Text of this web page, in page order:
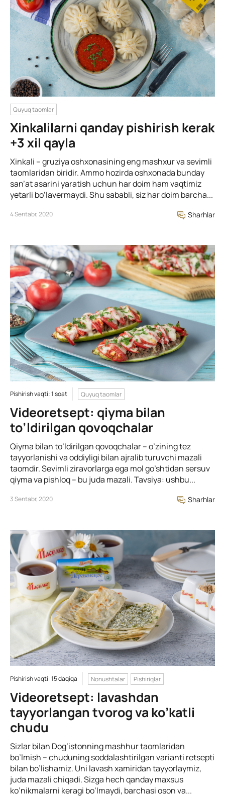
Quyuq taomlar
Xinkalilarni qanday pishirish kerak
+3 xil qayla
Xinkali – gruziya oshxonasining eng mashxur va sevimli
taomlaridan biridir. Ammo hozirda oshxonada bunday
san’at asarini yaratish uchun har doim ham vaqtimiz
yetarli bo’lavermaydi. Shu sababli, siz har doim barcha...
4 Sentabr, 2020 Sharhlar
Pishirish vaqti: 1 soat Quyuq taomlar
Videoretsept: qiyma bilan
to’ldirilgan qovoqchalar
Qiyma bilan to’ldirilgan qovoqchalar – o’zining tez
tayyorlanishi va oddiyligi bilan ajralib turuvchi mazali
taomdir. Sevimli ziravorlarga ega mol go’shtidan sersuv
qiyma va pishloq – bu juda mazali. Tavsiya: ushbu...
3 Sentabr, 2020 Sharhlar
Pishirish vaqti: 15 daqiqa Nonushtalar Pishiriqlar
Videoretsept: lavashdan
tayyorlangan tvorog va ko’katli
chudu
Sizlar bilan Dog’istonning mashhur taomlaridan
bo’lmish – chuduning soddalashtirilgan varianti retsepti
bilan bo’lishamiz. Uni lavash xamiridan tayyorlaymiz,
juda mazali chiqadi. Sizga hech qanday maxsus
ko’nikmalarni keragi bo’lmaydi, barchasi oson va...